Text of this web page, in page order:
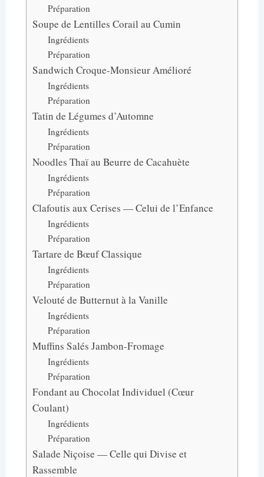
Préparation
Soupe de Lentilles Corail au Cumin
Ingrédients
Préparation
Sandwich Croque-Monsieur Amélioré
Ingrédients
Préparation
Tatin de Légumes d’Automne
Ingrédients
Préparation
Noodles Thaï au Beurre de Cacahuète
Ingrédients
Préparation
Clafoutis aux Cerises — Celui de l’Enfance
Ingrédients
Préparation
Tartare de Bœuf Classique
Ingrédients
Préparation
Velouté de Butternut à la Vanille
Ingrédients
Préparation
Muffins Salés Jambon-Fromage
Ingrédients
Préparation
Fondant au Chocolat Individuel (Cœur
Coulant)
Ingrédients
Préparation
Salade Niçoise — Celle qui Divise et
Rassemble